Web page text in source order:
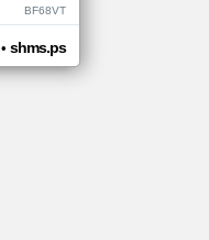
BF68VT
• shms.ps